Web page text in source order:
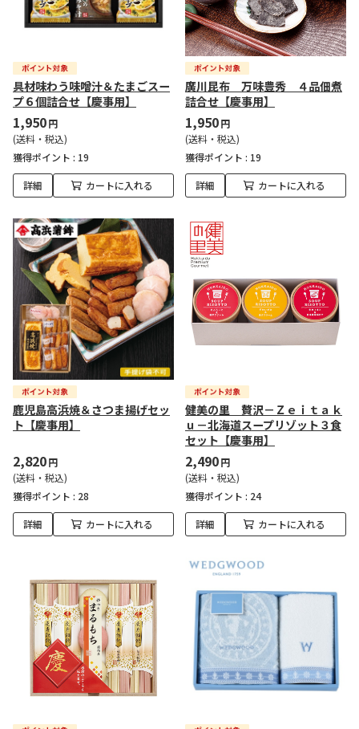
具材味わう味噌汁＆たまごスー
プ６個詰合せ【慶事用】
1,950円
(送料・税込)
獲得ポイント : 19
詳細 カートに入れる
廣川昆布 万味豊秀 ４品佃煮
詰合せ【慶事用】
1,950円
(送料・税込)
獲得ポイント : 19
詳細 カートに入れる
鹿児島高浜焼＆さつま揚げセッ
ト【慶事用】
2,820円
(送料・税込)
獲得ポイント : 28
詳細 カートに入れる
健美の里 贅沢－Ｚｅｉｔａｋ
ｕ－北海道スープリゾット３食
セット【慶事用】
2,490円
(送料・税込)
獲得ポイント : 24
詳細 カートに入れる